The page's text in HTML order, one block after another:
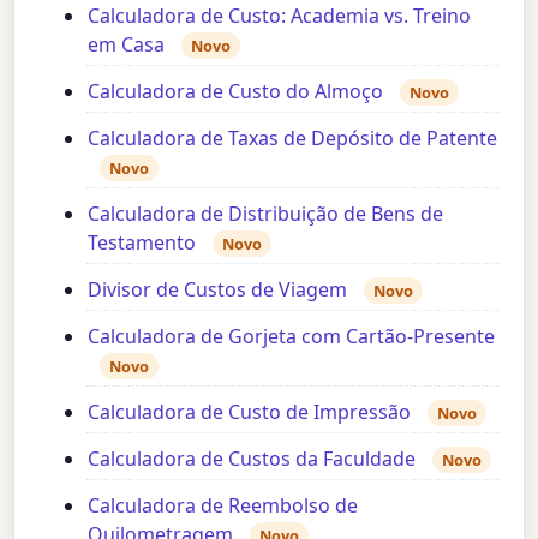
Calculadora de Custo: Academia vs. Treino
em Casa
Novo
Calculadora de Custo do Almoço Novo
Calculadora de Taxas de Depósito de Patente
Novo
Calculadora de Distribuição de Bens de
Testamento
Novo
Divisor de Custos de Viagem Novo
Calculadora de Gorjeta com Cartão-Presente
Novo
Calculadora de Custo de Impressão Novo
Calculadora de Custos da Faculdade Novo
Calculadora de Reembolso de